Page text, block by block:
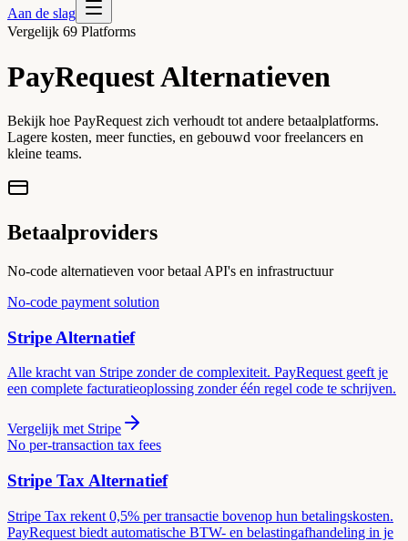
Aan de slag
Vergelijk 69 Platforms
PayRequestAlternatieven
Bekijk hoe PayRequest zich verhoudt tot andere betaalplatforms.
Lagere kosten, meer functies, en gebouwd voor freelancers en
kleine teams.
Betaalproviders
No-code alternatieven voor betaal API's en infrastructuur
No-code payment solution
Stripe Alternatief
Alle kracht van Stripe zonder de complexiteit. PayRequest geeft je
een complete facturatieoplossing zonder één regel code te schrijven.
Vergelijk met Stripe
No per-transaction tax fees
Stripe Tax Alternatief
Stripe Tax rekent 0,5% per transactie bovenop hun betalingskosten.
PayRequest biedt automatische BTW- en belastingafhandeling in je